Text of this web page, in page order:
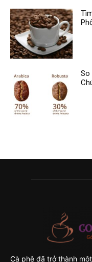
So
Cà phê đã trở thành